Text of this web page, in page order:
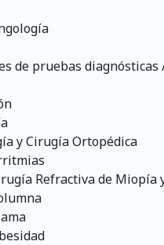
de pruebas
y Cirugía Ortopédica
Refractiva de Miopía